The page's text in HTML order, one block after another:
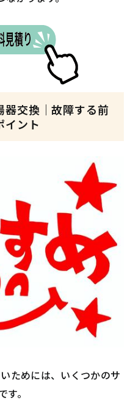
器交換｜故障する前
イント
ためには、いくつかのサ
。